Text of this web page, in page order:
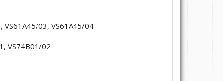
VS61A45/03, VS61A45/04
VS74B01/02